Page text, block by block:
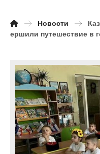
Новости
ершили путешествие в